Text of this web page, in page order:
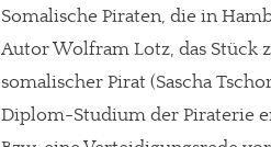
Somalische Piraten, die in
Autor Wolfram Lotz, das Stück
somalischer Pirat (Sascha
Diplom-Studium der Piraterie